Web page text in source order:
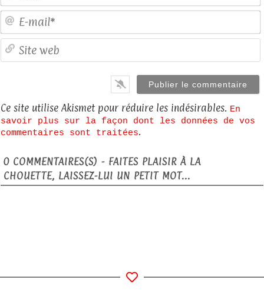
Ce site utilise Akismet pour réduire les indésirables. En
savoir plus sur la façon dont les données de vos
commentaires sont traitées.
0 COMMENTAIRES(S) - FAITES PLAISIR À LA
CHOUETTE, LAISSEZ-LUI UN PETIT MOT...